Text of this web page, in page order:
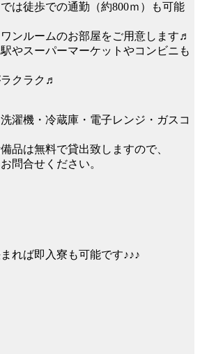
は徒歩での通勤（約800ｍ）も可能
ンルームのお部屋をご用意します♬
やスーパーマーケットやコンビニも
クラク♬
濯機・冷蔵庫・電子レンジ・ガスコ
品は無料で貸出致しますので、
問合せください。
れば即入寮も可能です♪♪♪